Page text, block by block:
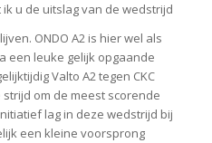
u de uitslag van de wedstrijd
ONDO A2 is hier wel als
een leuke gelijk opgaande
Valto A2 tegen CKC
om de meest scorende
lag in deze wedstrijd bij
een kleine voorsprong